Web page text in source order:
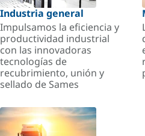
Industria general
Impulsamos la eficiencia y
productividad industrial
con las innovadoras
tecnologías de
recubrimiento, unión y
sellado de Sames